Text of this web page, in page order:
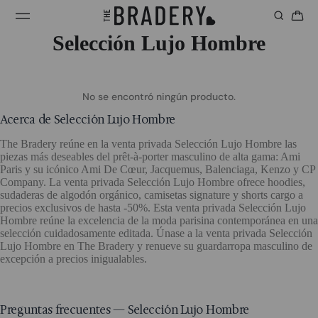
Selección Lujo Hombre
No se encontró ningún producto.
Acerca de Selección Lujo Hombre
The Bradery reúne en la venta privada Selección Lujo Hombre las
piezas más deseables del prêt-à-porter masculino de alta gama: Ami
Paris y su icónico Ami De Cœur, Jacquemus, Balenciaga, Kenzo y CP
Company. La venta privada Selección Lujo Hombre ofrece hoodies,
sudaderas de algodón orgánico, camisetas signature y shorts cargo a
precios exclusivos de hasta -50%. Esta venta privada Selección Lujo
Hombre reúne la excelencia de la moda parisina contemporánea en una
selección cuidadosamente editada. Únase a la venta privada Selección
Lujo Hombre en The Bradery y renueve su guardarropa masculino de
excepción a precios inigualables.
Preguntas frecuentes — Selección Lujo Hombre